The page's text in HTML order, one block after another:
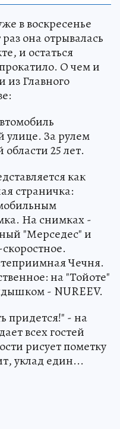
в воскресенье
она отрывалась
и остаться
О чем и
из Главного
улице. За рулем
25 лет.
как
страничка:
На снимках -
"Мерседес" и
Чечня.
на "Тойоте"
- NUREEV.
придется!" - на
всех гостей
рисует пометку
уклад един...